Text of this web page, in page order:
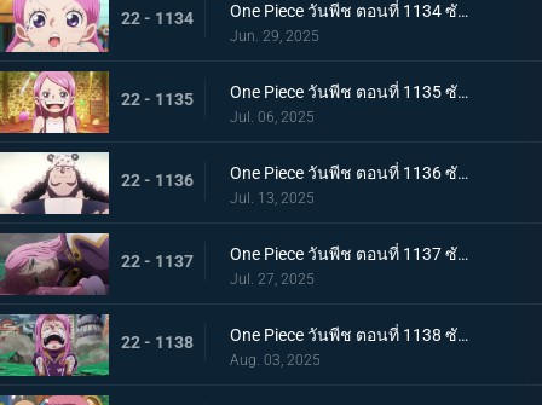
22 - 1134 One Piece วันพีช ตอนที่ 1134 ซับไทย ชะตากรรมอันโหดร้าย การตัดสินใจของคุมะผู้เป็นพ่อ
Jun. 29, 2025
22 - 1135 One Piece วันพีช ตอนที่ 1135 ซับไทย สู่ทะเลที่พ่ออยู่ อนาคตที่บอนนี่เลือก
Jul. 06, 2025
22 - 1136 One Piece วันพีช ตอนที่ 1136 ซับไทย ชีวิตของคุมะ
Jul. 13, 2025
22 - 1137 One Piece วันพีช ตอนที่ 1137 ซับไทย ขอโทษนะคุณพ่อ น้ำตาของบอนนี่กับหมัดของคุมะ
Jul. 27, 2025
22 - 1138 One Piece วันพีช ตอนที่ 1138 ซับไทย ขอบคุณค่ะ คุณพ่อ โอบกอดแสนอบอุ่นของบอนนี่กับคุมะ
Aug. 03, 2025